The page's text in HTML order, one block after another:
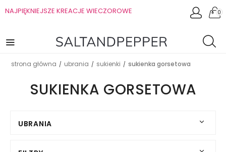
NAJPIĘKNIEJSZE KREACJE WIECZOROWE 0
strona główna / ubrania / sukienki / sukienka gorsetowa
SUKIENKA GORSETOWA
UBRANIA